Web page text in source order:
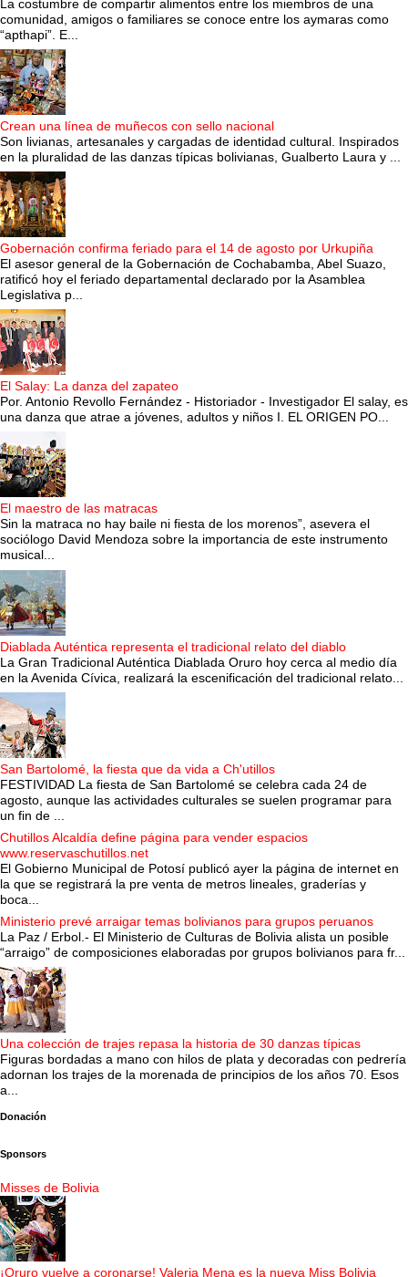
La costumbre de compartir alimentos entre los miembros de una
comunidad, amigos o familiares se conoce entre los aymaras como
“apthapi”. E...
Crean una línea de muñecos con sello nacional
Son livianas, artesanales y cargadas de identidad cultural. Inspirados
en la pluralidad de las danzas típicas bolivianas, Gualberto Laura y ...
Gobernación confirma feriado para el 14 de agosto por Urkupiña
El asesor general de la Gobernación de Cochabamba, Abel Suazo,
ratificó hoy el feriado departamental declarado por la Asamblea
Legislativa p...
El Salay: La danza del zapateo
Por. Antonio Revollo Fernández - Historiador - Investigador El salay, es
una danza que atrae a jóvenes, adultos y niños I. EL ORIGEN PO...
El maestro de las matracas
Sin la matraca no hay baile ni fiesta de los morenos”, asevera el
sociólogo David Mendoza sobre la importancia de este instrumento
musical...
Diablada Auténtica representa el tradicional relato del diablo
La Gran Tradicional Auténtica Diablada Oruro hoy cerca al medio día
en la Avenida Cívica, realizará la escenificación del tradicional relato...
San Bartolomé, la fiesta que da vida a Ch'utillos
FESTIVIDAD La fiesta de San Bartolomé se celebra cada 24 de
agosto, aunque las actividades culturales se suelen programar para
un fin de ...
Chutillos Alcaldía define página para vender espacios
www.reservaschutillos.net
El Gobierno Municipal de Potosí publicó ayer la página de internet en
la que se registrará la pre venta de metros lineales, graderías y
boca...
Ministerio prevé arraigar temas bolivianos para grupos peruanos
La Paz / Erbol.- El Ministerio de Culturas de Bolivia alista un posible
“arraigo” de composiciones elaboradas por grupos bolivianos para fr...
Una colección de trajes repasa la historia de 30 danzas típicas
Figuras bordadas a mano con hilos de plata y decoradas con pedrería
adornan los trajes de la morenada de principios de los años 70. Esos
a...
Donación
Sponsors
Misses de Bolivia
¡Oruro vuelve a coronarse! Valeria Mena es la nueva Miss Bolivia